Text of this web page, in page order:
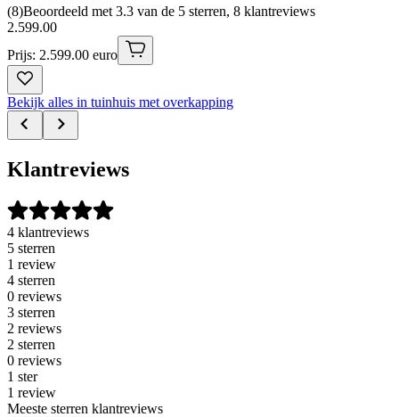
(8)Beoordeeld met 3.3 van de 5 sterren, 8 klantreviews
2.599.00
Prijs: 2.599.00 euro
Bekijk alles in tuinhuis met overkapping
Klantreviews
4 klantreviews
5 sterren
1 review
4 sterren
0 reviews
3 sterren
2 reviews
2 sterren
0 reviews
1 ster
1 review
Meeste sterren klantreviews